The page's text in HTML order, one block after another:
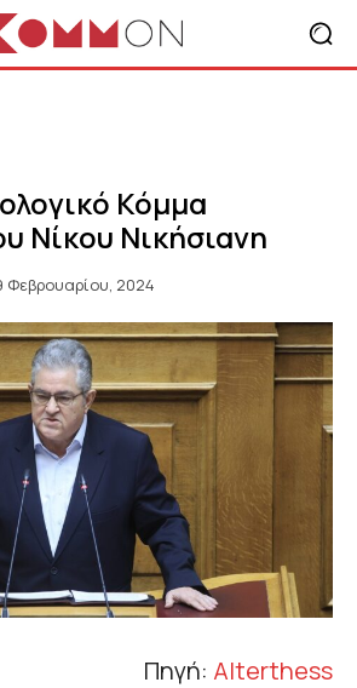
Κόμμα
Νίκου Νικήσιανη
Φεβρουαρίου, 2024
Πηγή: Alterthess